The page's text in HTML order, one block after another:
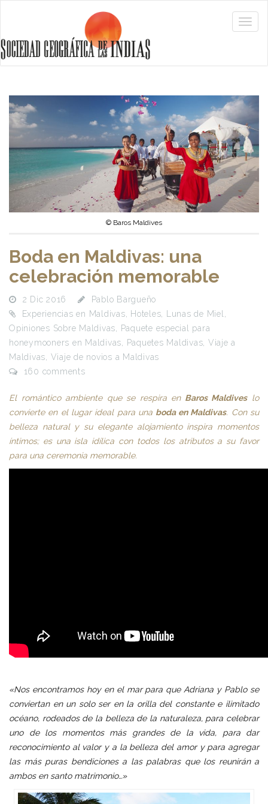
© Baros Maldives
Boda en Maldivas: una
celebración memorable
2 Dic 2016
Pablo Bargueño
Experiencias en Maldivas
Hoteles Lunas de Miel
Opiniones Sobre Maldivas
Paquete especial para
honeymooners en Maldivas
Paquetes Maldivas Viaje a
Maldivas
Viaje de novios a Maldivas
160 comments
El romántico ambiente que se respira enBaros Maldiveslo
convierte en el lugar ideal para una boda en Maldivas. Con su
belleza natural y su elegante alojamiento inspira momentos
íntimos; es una isla idílica con todos los atributos a su favor
para una ceremonia memorable.
«Nos encontramos hoy en el mar para que Adriana y Pablo se
conviertan en un solo ser en la orilla del constante e ilimitado
océano, rodeados de la belleza de la naturaleza, para celebrar
uno de los momentos más grandes de la vida, para dar
reconocimiento al valor y a la belleza del amor y para agregar
las más puras bendiciones a las palabras que los reunirán a
ambos en santo matrimonio…»